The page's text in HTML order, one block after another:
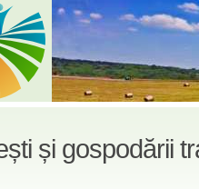
și gospodării